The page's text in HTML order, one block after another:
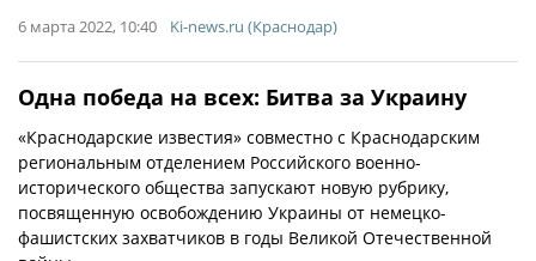
6 марта 2022, 10:40 Ki-news.ru (Краснодар)
Одна победа на всех: Битва за Украину
«Краснодарские известия» совместно с Краснодарским
региональным отделением Российского военно-
исторического общества запускают новую рубрику,
посвященную освобождению Украины от немецко-
фашистских захватчиков в годы Великой Отечественной